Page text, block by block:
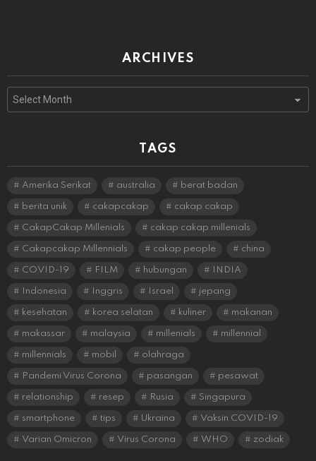
ARCHIVES
Archives
TAGS
Amerika Serikat australia berat badan
berita unik cakapcakap cakap cakap
CakapCakap Millenials cakap cakap millenials
Cakapcakap Millennials cakap people china
COVID-19 FILM hubungan INDIA
Indonesia Inggris Israel jepang
kesehatan korea selatan kuliner makanan
makassar malaysia millenials millennial
millennials mobil olahraga
Pandemi Virus Corona pasangan pesawat
relationship resep Rusia Singapura
smartphone tips Ukraina Vaksin COVID-19
Varian Omicron Virus Corona WHO zodiak